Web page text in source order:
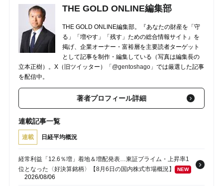
THE GOLD ONLINE編集部
THE GOLD ONLINE編集部。『あなたの財産を「守
る」「増やす」「残す」ための総合情報サイト』を
掲げ、企業オーナー・富裕層を主要読者ターゲット
として記事を制作・編集している（写真は編集長の
立本正樹）。X（旧ツイッター）
「@gentoshago」 では厳選した記事
を配信中。
著者プロフィール詳細
連載記事一覧
連載 日経平均概況
経常利益「12.6％増」着地＆増配発表…東証プライム・上昇率1
位となった〈好決算銘柄〉【8月6日の国内株式市場概況】
NEW
2026/08/06